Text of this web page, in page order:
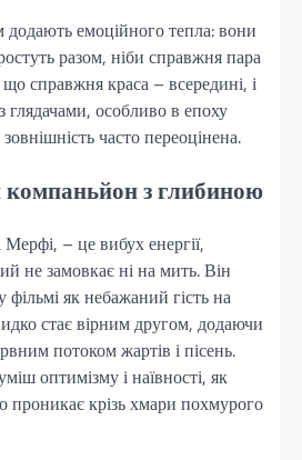
додають емоційного тепла: вони
разом, ніби справжня пара
справжня краса – всередині, і
глядачами, особливо в епоху
часто переоцінена.
з глибиною
– це вибух енергії,
не замовкає ні на мить. Він
фільмі як небажаний гість на
стає вірним другом, додаючи
потоком жартів і пісень.
оптимізму і наївності, як
крізь хмари похмурого